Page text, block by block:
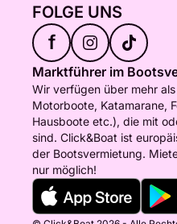
FOLGE UNS
f
Marktführer im
Wir verfügen über mehr
Motorboote, Katamarane,
Hausboote etc.), die mit
sind. Click&Boat ist
der Bootsvermietung.
nur möglich!